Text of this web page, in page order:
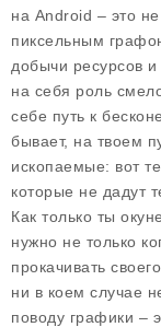
на Android – это
пиксельным
добычи ресурсов
на себя роль
себе путь к
бывает, на твоем
ископаемые: вот
которые не дадут
Как только ты
нужно не только
прокачивать
ни в коем случае
поводу графики –